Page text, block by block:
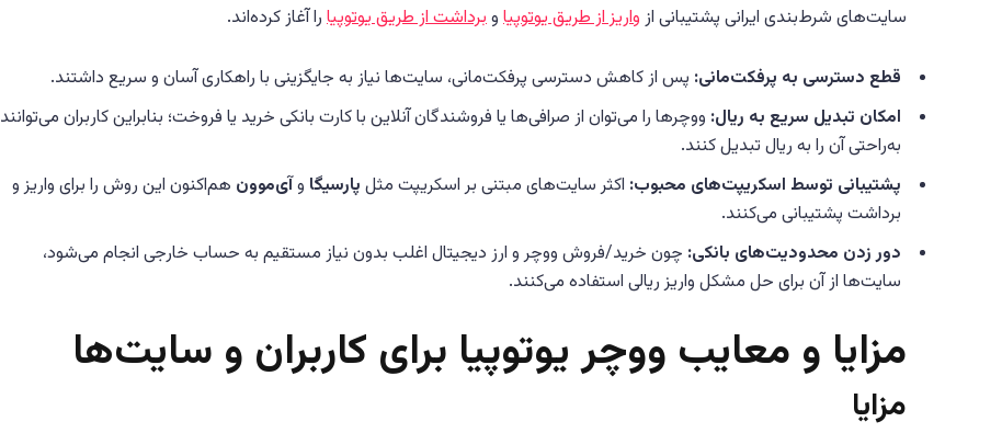
سایت‌های شرط‌بندی ایرانی پشتیبانی از واریز از طریق یوتوپیا وبرداشت از طریق یوتوپیا را آغاز کرده‌اند.
قطع دسترسی به پرفکت‌مانی: پس از کاهش دسترسی پرفکت‌مانی، سایت‌ها نیاز به جایگزینی با راهکاری آسان و سریع داشتند.
امکان تبدیل سریع به ریال: ووچرها را می‌توان از صرافی‌ها یا فروشندگان آنلاین با کارت بانکی خرید یا فروخت؛ بنابراین کاربران می‌توانند
به‌راحتی آن را به ریال تبدیل کنند.
پشتیبانی توسط اسکریپت‌های محبوب: اکثر سایت‌های مبتنی بر اسکریپت مثل پارسیگا وآی‌موون هم‌اکنون این روش را برای واریز و
برداشت پشتیبانی می‌کنند.
دور زدن محدودیت‌های بانکی: چون خرید/فروش ووچر و ارز دیجیتال اغلب بدون نیاز مستقیم به حساب خارجی انجام می‌شود،
سایت‌ها از آن برای حل مشکل واریز ریالی استفاده می‌کنند.
مزایا و معایب ووچر یوتوپیا برای کاربران و سایت‌ها
مزایا